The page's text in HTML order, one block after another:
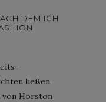
DEM ICH
ließen.
von Horston